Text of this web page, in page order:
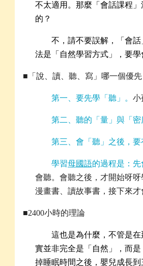
不太適用。那麼「會話課程
的？
不，請不要誤解，「會
法是「自然學習方式」，要
■「說、讀、聽、寫」哪一個優
第一、要先學「聽」。 小
第二、聽的「量」與「
第三、會「聽」之後，
學習母國語的過程是：
會聽。會聽之後，才開始呀
漫畫書、讀故事書，接下來才
■2400小時的理論
這也是為什麼，不管是
實並非完全是「自然」，而
掉睡眠時間之後，嬰兒成長